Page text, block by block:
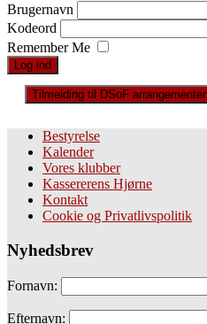
Brugernavn
Kodeord
Remember Me
Tilmelding til DSoF arrangementer
Bestyrelse
Kalender
Vores klubber
Kassererens Hjørne
Kontakt
Cookie og Privatlivspolitik
Nyhedsbrev
Fornavn:
Efternavn: